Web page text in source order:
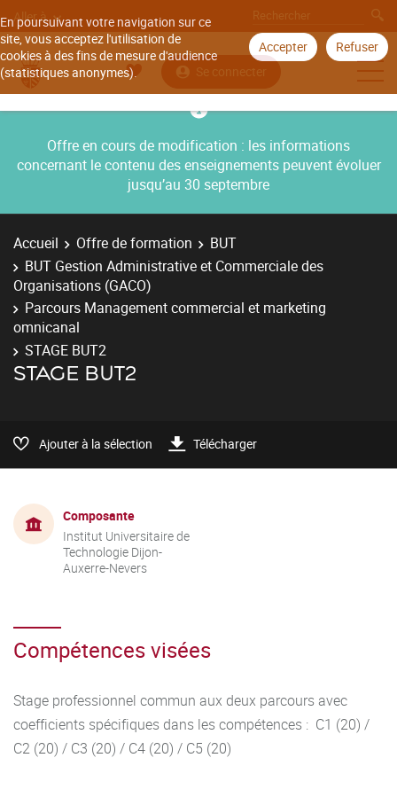
En poursuivant votre navigation sur ce
site, vous acceptez l'utilisation de
cookies à des fins de mesure d'audience
(statistiques anonymes).
Accepter Refuser
Aller à
Se connecter
Offre en cours de modification : les informations
concernant le contenu des enseignements peuvent évoluer
jusqu’au 30 septembre
Accueil Offre de formation
BUT
BUT Gestion Administrative et Commerciale des
Organisations (GACO)
Parcours Management commercial et marketing
omnicanal
STAGE BUT2
STAGE BUT2
Ajouter à la sélection Télécharger
Composante
Institut Universitaire de
Technologie Dijon-
Auxerre-Nevers
Compétences visées
Stage professionnel commun aux deux parcours avec
coefficients spécifiques dans les compétences : C1 (20) /
C2 (20) / C3 (20) / C4 (20) / C5 (20)